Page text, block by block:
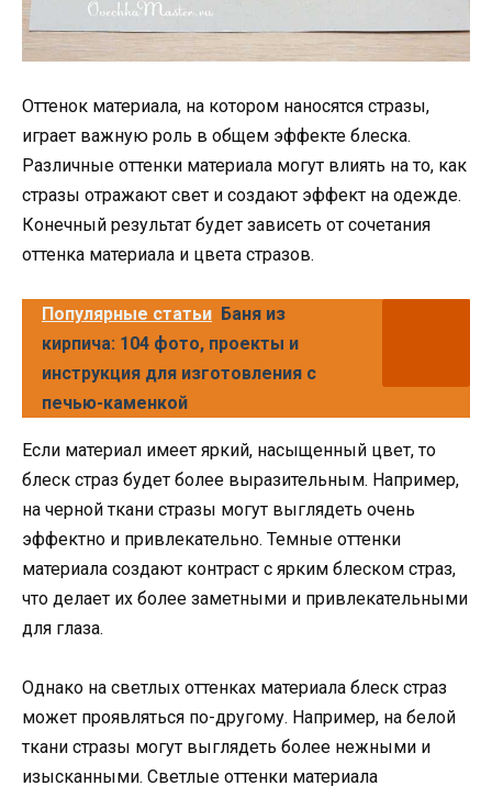
Оттенок материала, на котором наносятся стразы,
играет важную роль в общем эффекте блеска.
Различные оттенки материала могут влиять на то, как
стразы отражают свет и создают эффект на одежде.
Конечный результат будет зависеть от сочетания
оттенка материала и цвета стразов.
Популярные статьи Баня из
кирпича: 104 фото, проекты и
инструкция для изготовления с
печью-каменкой
Если материал имеет яркий, насыщенный цвет, то
блеск страз будет более выразительным. Например,
на черной ткани стразы могут выглядеть очень
эффектно и привлекательно. Темные оттенки
материала создают контраст с ярким блеском страз,
что делает их более заметными и привлекательными
для глаза.
Однако на светлых оттенках материала блеск страз
может проявляться по-другому. Например, на белой
ткани стразы могут выглядеть более нежными и
изысканными. Светлые оттенки материала